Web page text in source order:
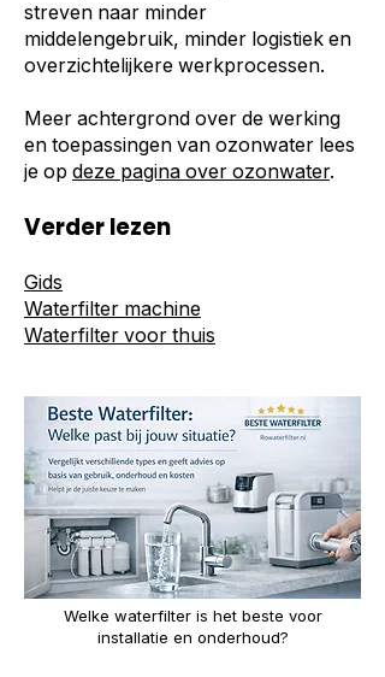
streven naar minder
middelengebruik, minder logistiek en
overzichtelijkere werkprocessen.
Meer achtergrond over de werking
en toepassingen van ozonwater lees
je op deze pagina over ozonwater.
Verder lezen
Gids
Waterfilter machine
Waterfilter voor thuis
Welke waterfilter is het beste voor
installatie en onderhoud?